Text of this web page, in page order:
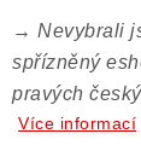
→ Nevybrali
spřízněný
pravých
Více informací